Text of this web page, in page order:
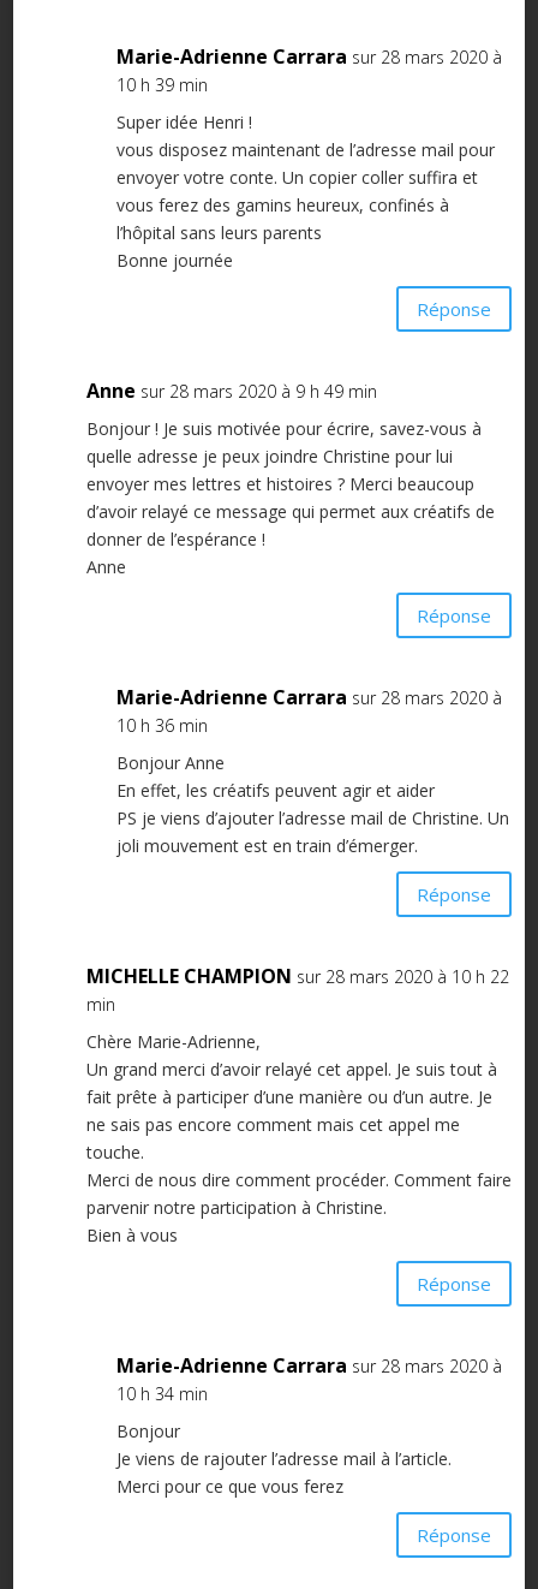
Marie-Adrienne Carrara sur 28 mars 2020 à
10 h 39 min
Super idée Henri !
vous disposez maintenant de l’adresse mail pour
envoyer votre conte. Un copier coller suffira et
vous ferez des gamins heureux, confinés à
l’hôpital sans leurs parents
Bonne journée
Réponse
Anne sur 28 mars 2020 à 9 h 49 min
Bonjour ! Je suis motivée pour écrire, savez-vous à
quelle adresse je peux joindre Christine pour lui
envoyer mes lettres et histoires ? Merci beaucoup
d’avoir relayé ce message qui permet aux créatifs de
donner de l’espérance !
Anne
Réponse
Marie-Adrienne Carrara sur 28 mars 2020 à
10 h 36 min
Bonjour Anne
En effet, les créatifs peuvent agir et aider
PS je viens d’ajouter l’adresse mail de Christine. Un
joli mouvement est en train d’émerger.
Réponse
MICHELLE CHAMPION sur 28 mars 2020 à 10 h 22
min
Chère Marie-Adrienne,
Un grand merci d’avoir relayé cet appel. Je suis tout à
fait prête à participer d’une manière ou d’un autre. Je
ne sais pas encore comment mais cet appel me
touche.
Merci de nous dire comment procéder. Comment faire
parvenir notre participation à Christine.
Bien à vous
Réponse
Marie-Adrienne Carrara sur 28 mars 2020 à
10 h 34 min
Bonjour
Je viens de rajouter l’adresse mail à l’article.
Merci pour ce que vous ferez
Réponse